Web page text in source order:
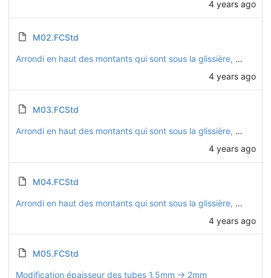
4 years ago
M02.FCStd
Arrondi en haut des montants qui sont sous la glissière, car il n'y a pas la place de mettre des embouts de tube
4 years ago
M03.FCStd
Arrondi en haut des montants qui sont sous la glissière, car il n'y a pas la place de mettre des embouts de tube
4 years ago
M04.FCStd
Arrondi en haut des montants qui sont sous la glissière, car il n'y a pas la place de mettre des embouts de tube
4 years ago
M05.FCStd
Modification épaisseur des tubes 1.5mm -> 2mm